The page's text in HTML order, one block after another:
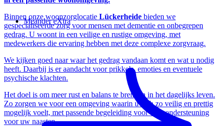
Meander eXtra
Binnen onze woonzorglocatie Lückerheide bieden we
gespecialiseerde zorg voor mensen met dementie en onbegrepen
gedrag. U woont in een veilige en rustige omgeving, met
medewerkers die ervaring hebben met deze complexe zorgvraag.
We kijken goed naar waar het gedrag vandaan komt en wat u nodig
heeft. Daarbij is er aandacht voor prikkels, emoties en eventuele
psychische klachten.
Het doel is om meer rust en balans te brengen in het dagelijks leven.
Zo zorgen we voor een omgeving waarin u zich zo veilig en prettig
mogelijk voelt, met passende begeleiding voor u en ondersteuning
voor uw naasten.